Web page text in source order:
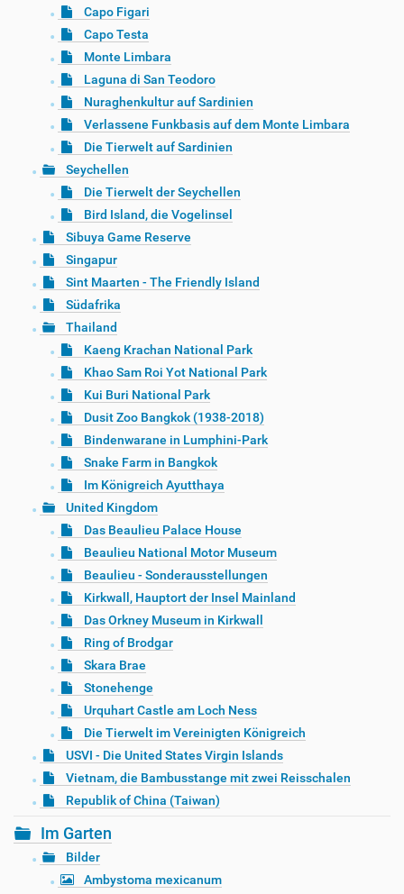
Capo Figari
Capo Testa
Monte Limbara
Laguna di San Teodoro
Nuraghenkultur auf Sardinien
Verlassene Funkbasis auf dem Monte Limbara
Die Tierwelt auf Sardinien
Seychellen
Die Tierwelt der Seychellen
Bird Island, die Vogelinsel
Sibuya Game Reserve
Singapur
Sint Maarten - The Friendly Island
Südafrika
Thailand
Kaeng Krachan National Park
Khao Sam Roi Yot National Park
Kui Buri National Park
Dusit Zoo Bangkok (1938-2018)
Bindenwarane in Lumphini-Park
Snake Farm in Bangkok
Im Königreich Ayutthaya
United Kingdom
Das Beaulieu Palace House
Beaulieu National Motor Museum
Beaulieu - Sonderausstellungen
Kirkwall, Hauptort der Insel Mainland
Das Orkney Museum in Kirkwall
Ring of Brodgar
Skara Brae
Stonehenge
Urquhart Castle am Loch Ness
Die Tierwelt im Vereinigten Königreich
USVI - Die United States Virgin Islands
Vietnam, die Bambusstange mit zwei Reisschalen
Republik of China (Taiwan)
Im Garten
Bilder
Ambystoma mexicanum